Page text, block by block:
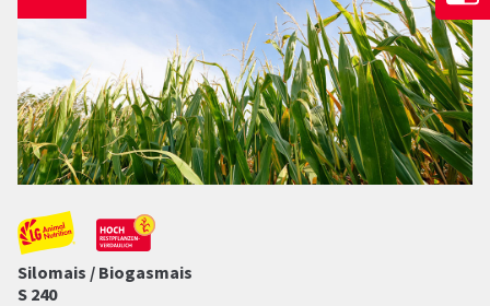
Silomais / Biogasmais
S 240